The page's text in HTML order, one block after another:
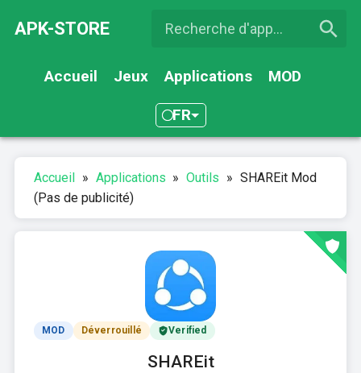
APK-STORE
Accueil Jeux Applications MOD
FR
Accueil » Applications » Outils » SHAREit Mod
(Pas de publicité)
MOD Déverrouillé Verified
SHAREit